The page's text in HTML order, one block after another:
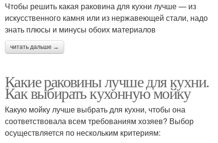
Чтобы решить какая раковина для кухни лучше — из
искусственного камня или из нержавеющей стали, надо
знать плюсы и минусы обоих материалов
читать дальше →
Какие раковины лучше для кухни.
Как выбирать кухонную мойку
Какую мойку лучше выбрать для кухни, чтобы она
соответствовала всем требованиям хозяев? Выбор
осуществляется по нескольким критериям: